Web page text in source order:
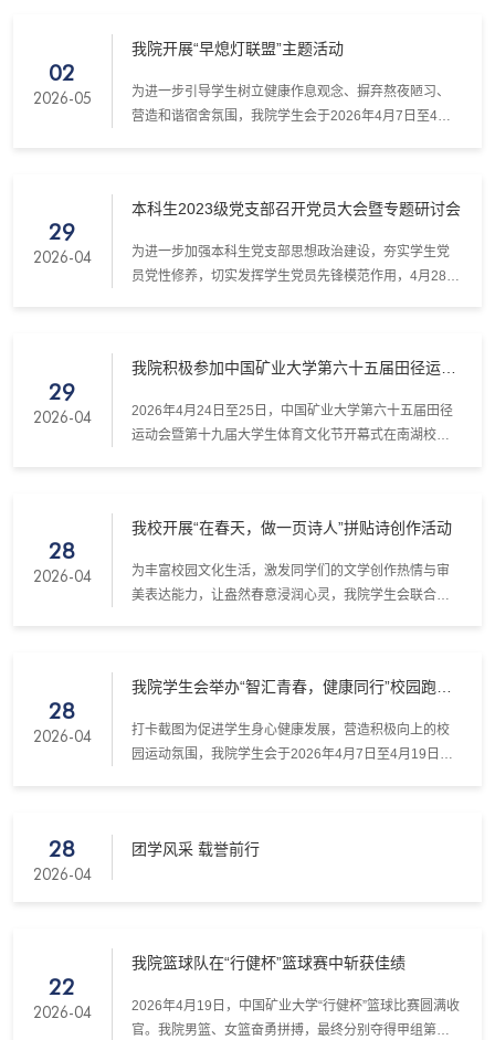
工办主任、心理辅导站指导老师张菁主持。
02
2026-05
我院开展“早熄灯联盟”主题活动
为进一步引导学生树立健康作息观念、摒弃熬夜陋习、
营造和谐宿舍氛围，我院学生会于2026年4月7日至4月
29
2026-04
本科生2023级党支部召开党员大会暨专题研讨会
为进一步加强本科生党支部思想政治建设，夯实学生党
员党性修养，切实发挥学生党员先锋模范作用，4月28日
29
2026-04
我院积极参加中国矿业大学第六十五届田径运动
2026年4月24日至25日，中国矿业大学第六十五届田径
运动会暨第十九届大学生体育文化节开幕式在南湖校区
子敢闯敢拼、团结协作的精神内核与责任担当。
28
2026-04
我校开展“在春天，做一页诗人”拼贴诗创作活动
为丰富校园文化生活，激发同学们的文学创作热情与审
美表达能力，让盎然春意浸润心灵，我院学生会联合外
院全体同学，采用线上报名、线下创作的形式，吸引了
方寸卡片上精心拼贴，创作出独属于自己的春日诗篇。
28
2026-04
我院学生会举办“智汇青春，健康同行”校园跑步
打卡截图为促进学生身心健康发展，营造积极向上的校
园运动氛围，我院学生会于2026年4月7日至4月19日举
通过为期13天的跑步挑战，激励同学们走出宿舍、走向
28
2026-04
团学风采 载誉前行
22
2026-04
我院篮球队在“行健杯”篮球赛中斩获佳绩
2026年4月19日，中国矿业大学“行健杯”篮球比赛圆满收
官。我院男篮、女篮奋勇拼搏，最终分别夺得甲组第四